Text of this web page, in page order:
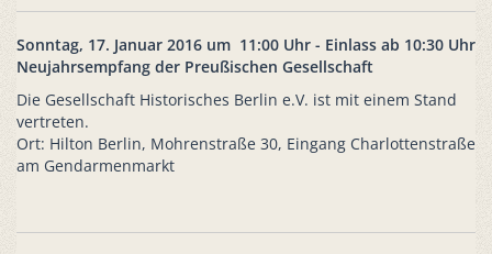
Sonntag, 17. Januar 2016 um 11:00 Uhr - Einlass ab 10:30 Uhr
Neujahrsempfang der Preußischen Gesellschaft
Die Gesellschaft Historisches Berlin e.V. ist mit einem Stand
vertreten.
Ort: Hilton Berlin, Mohrenstraße 30, Eingang Charlottenstraße
am Gendarmenmarkt